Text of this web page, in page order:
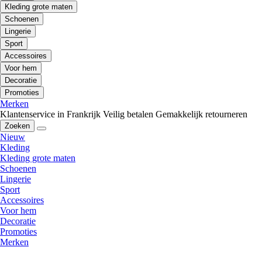
Kleding grote maten
Schoenen
Lingerie
Sport
Accessoires
Voor hem
Decoratie
Promoties
Merken
Klantenservice in Frankrijk Veilig betalen Gemakkelijk retourneren
Zoeken
Nieuw
Kleding
Kleding grote maten
Schoenen
Lingerie
Sport
Accessoires
Voor hem
Decoratie
Promoties
Merken